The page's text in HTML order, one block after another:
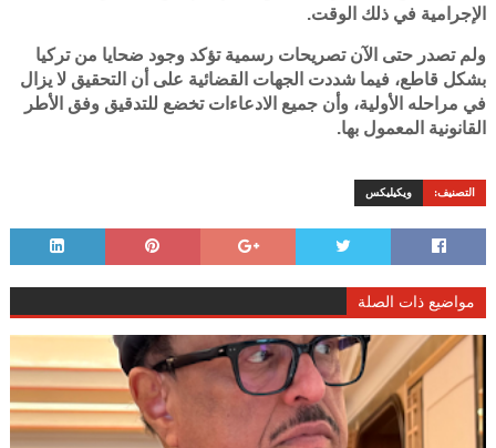
الإجرامية في ذلك الوقت.
ولم تصدر حتى الآن تصريحات رسمية تؤكد وجود ضحايا من تركيا
بشكل قاطع، فيما شددت الجهات القضائية على أن التحقيق لا يزال
في مراحله الأولية، وأن جميع الادعاءات تخضع للتدقيق وفق الأطر
القانونية المعمول بها.
التصنيف: ويكيليكس
مواضيع ذات الصلة